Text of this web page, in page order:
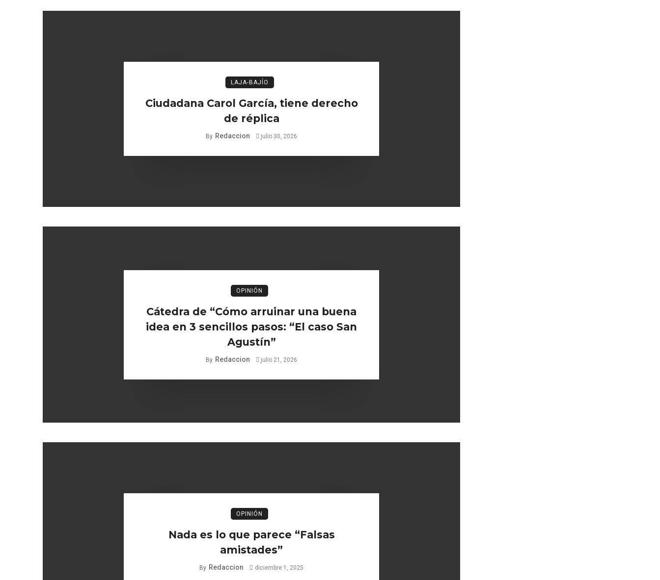
LAJA-BAJÍO
Ciudadana Carol García, tiene derecho
de réplica
By Redaccion julio 30, 2026
OPINIÓN
Cátedra de “Cómo arruinar una buena
idea en 3 sencillos pasos: “El caso San
Agustín”
By Redaccion julio 21, 2026
OPINIÓN
Nada es lo que parece “Falsas
amistades”
By Redaccion diciembre 1, 2025